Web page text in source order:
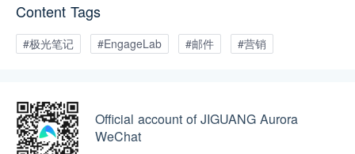
Content Tags
#极光笔记 #EngageLab #邮件 #营销
Official account of JIGUANG Aurora
WeChat